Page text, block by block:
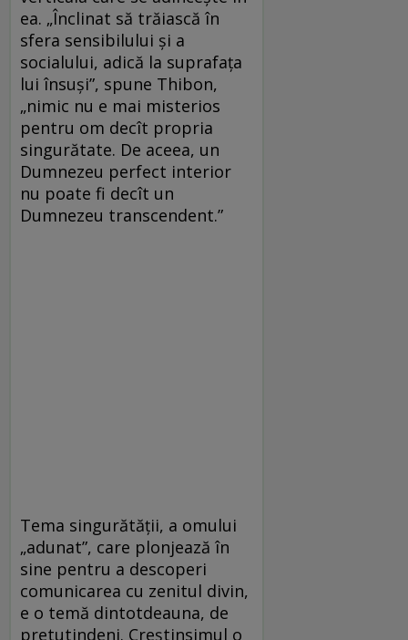
ea. „Înclinat să trăiască în
sfera sensibilului şi a
socialului, adică la suprafaţa
lui însuşi”, spune Thibon,
„nimic nu e mai misterios
pentru om decît propria
singurătate. De aceea, un
Dumnezeu perfect interior
nu poate fi decît un
Dumnezeu transcendent.”
Tema singurătăţii, a omului
„adunat”, care plonjează în
sine pentru a descoperi
comunicarea cu zenitul divin,
e o temă dintotdeauna, de
pretutindeni. Creştinsimul o